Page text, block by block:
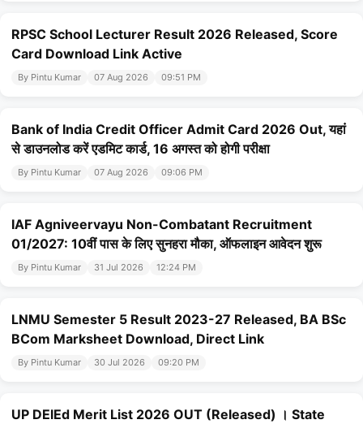
RPSC School Lecturer Result 2026 Released, Score
Card Download Link Active
By Pintu Kumar 07 Aug 2026 09:51 PM
Bank of India Credit Officer Admit Card 2026 Out, यहां
से डाउनलोड करें एडमिट कार्ड, 16 अगस्त को होगी परीक्षा
By Pintu Kumar 07 Aug 2026 09:06 PM
IAF Agniveervayu Non-Combatant Recruitment
01/2027: 10वीं पास के लिए सुनहरा मौका, ऑफलाइन आवेदन शुरू
By Pintu Kumar 31 Jul 2026 12:24 PM
LNMU Semester 5 Result 2023-27 Released, BA BSc
BCom Marksheet Download, Direct Link
By Pintu Kumar 30 Jul 2026 09:20 PM
UP DElEd Merit List 2026 OUT (Released) । State